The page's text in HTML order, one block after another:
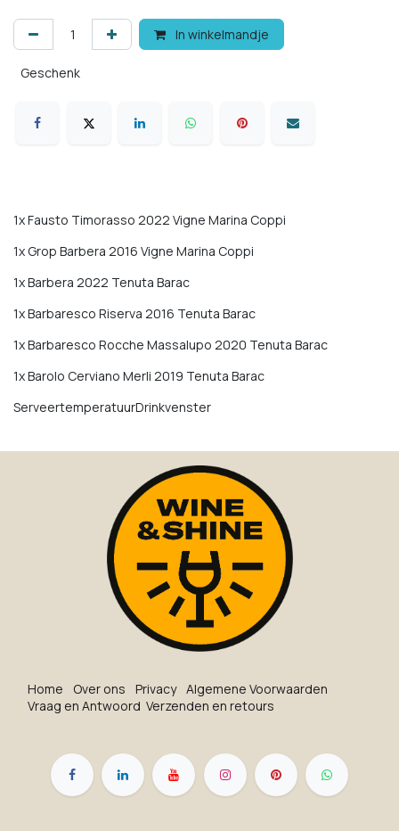
In winkelmandje
Geschenk
1x Fausto Timorasso 2022 Vigne Marina Coppi
1x Grop Barbera 2016 Vigne Marina Coppi
1x Barbera 2022 Tenuta Barac
1x Barbaresco Riserva 2016 Tenuta Barac
1x Barbaresco Rocche Massalupo 2020 Tenuta Barac
1x Barolo Cerviano Merli 2019 Tenuta Barac
ServeertemperatuurDrinkvenster
Ho​me O​ve​r on​s Privacy Algemene Voorwaarden
Vraag en Antwoord Verzenden en retours